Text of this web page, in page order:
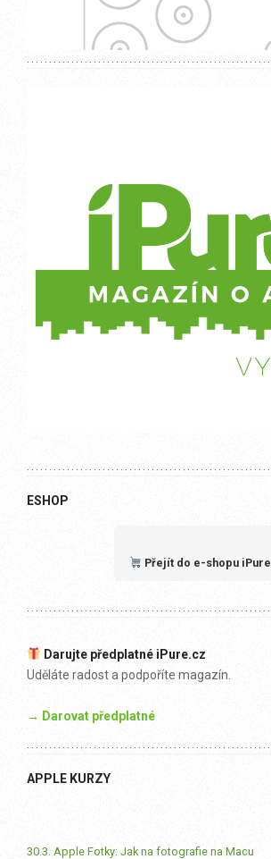
ESHOP
Přejít do e-shopu iPure
Darujte předplatné iPure.cz
Uděláte radost a podpoříte magazín.
→ Darovat předplatné
APPLE KURZY
30.3. Apple Fotky: Jak na fotografie na Macu